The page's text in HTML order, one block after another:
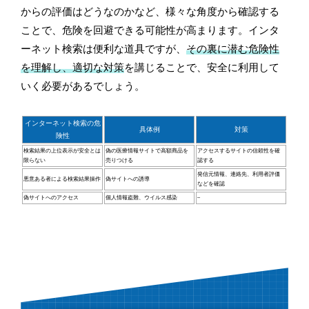
からの評価はどうなのかなど、様々な角度から確認する
ことで、危険を回避できる可能性が高まります。インタ
ーネット検索は便利な道具ですが、その裏に潜む危険性
を理解し、適切な対策を講じることで、安全に利用して
いく必要があるでしょう。
インターネット検索の危
険性
具体例 対策
検索結果の上位表示が安全とは
限らない
偽の医療情報サイトで高額商品を
売りつける
アクセスするサイトの信頼性を確
認する
悪意ある者による検索結果操作 偽サイトへの誘導
発信元情報、連絡先、利用者評価
などを確認
偽サイトへのアクセス 個人情報盗難、ウイルス感染 –